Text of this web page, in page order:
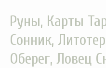
Руны, Карты
Сонник,
Оберег, Ловец